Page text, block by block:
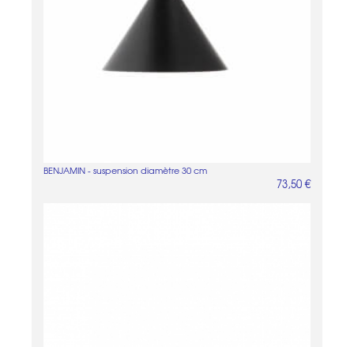
BENJAMIN - suspension diamètre 30 cm
73,50 €